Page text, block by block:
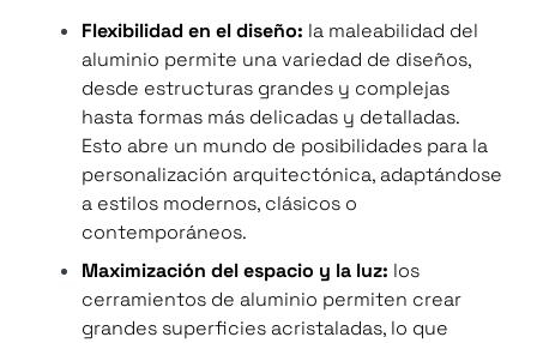
Flexibilidad en el diseño: la maleabilidad del
aluminio permite una variedad de diseños,
desde estructuras grandes y complejas
hasta formas más delicadas y detalladas.
Esto abre un mundo de posibilidades para la
personalización arquitectónica, adaptándose
a estilos modernos, clásicos o
contemporáneos.
Maximización del espacio y la luz: los
cerramientos de aluminio permiten crear
grandes superficies acristaladas, lo que